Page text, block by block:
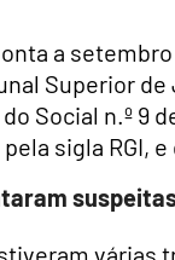
a
Superior
Social n.º 9
sigla RGI,
várias